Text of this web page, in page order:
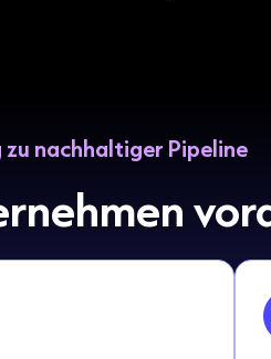
nachhaltiger Pipeline